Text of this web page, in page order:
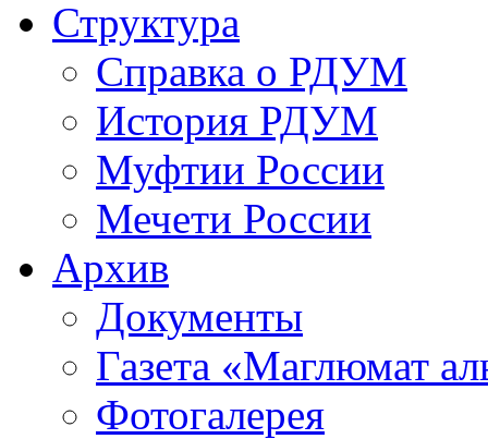
Структура
Справка о РДУМ
История РДУМ
Муфтии России
Мечети России
Архив
Документы
Газета «Маглюмат
Фотогалерея